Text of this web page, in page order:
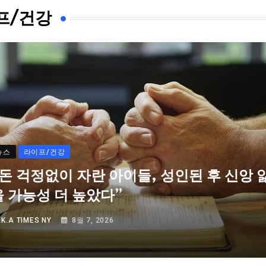
/건강
스 라이프/건강
걱정없이 자란 아이들, 성인된 후 신앙
가능성 더 높았다”
K.A TIMES NY 8월 7, 2026